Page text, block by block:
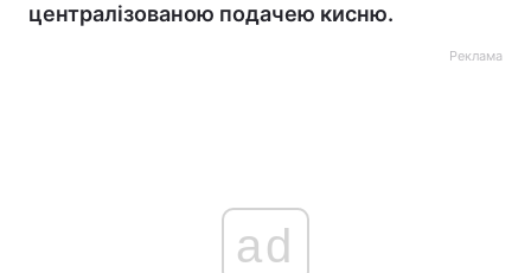
централізованою подачею кисню.
Реклама
ad